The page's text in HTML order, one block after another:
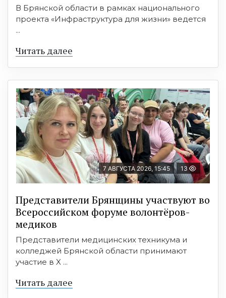
В Брянской области в рамках национального
проекта «Инфраструктура для жизни» ведется
...
Читать далее
7 АВГУСТА 2026, 15:45 13
Представители Брянщины участвуют во
Всероссийском форуме волонтёров-
медиков
Представители медицинских техникума и
колледжей Брянской области принимают
участие в X ...
Читать далее